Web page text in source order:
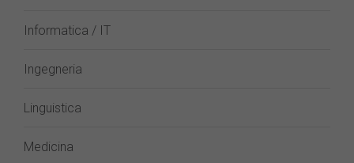
Informatica / IT
Ingegneria
Linguistica
Medicina